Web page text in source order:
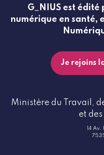
G_NIUS est
numérique en santé,
Je rejoins
Ministère du Travail,
et
14 Av.